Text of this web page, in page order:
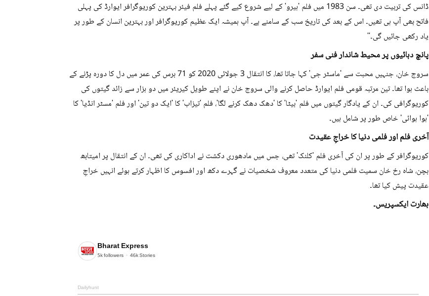
ڈانس کی تربیت دی تھی۔ سن 1983 میں فلم 'ہیرو' کے لیے شروع کیے گئے پہلے فلم فیئر بہترین کوریوگرافر ایوارڈ کی پہلی
فاتح بھی آپ ہی تھیں۔ اس کے بعد کی تاریخ سب کے سامنے ہے۔ آپ ہمیشہ ایک عظیم کوریوگرافر اور بہترین انسان کے طور پر
یاد رکھی جائیں گی۔''
پانچ دہائیوں پر محیط شاندار فنی سفر
سروج خان، جنہیں محبت سے 'ماسٹر جی' کہا جاتا تھا، کا انتقال 3 جولائی 2020 کو 71 برس کی عمر میں دل کا دورہ پڑنے کے
باعث ہوا تھا۔ تین مرتبہ قومی فلم ایوارڈ حاصل کرنے والی سروج خان نے اپنے طویل کیریئر میں دو ہزار سے زائد گیتوں کی
کوریوگرافی کی۔ ان کے یادگار گیتوں میں فلم 'بیٹا' کا 'دھک دھک کرنے لگا'، فلم 'تیزاب' کا 'ایک دو تین' اور فلم 'مسٹر انڈیا' کا
'ہوا ہوائی' خاص طور پر شامل ہیں۔
آخری فلم اور فلمی دنیا کا خراجِ عقیدت
کوریوگرافر کے طور پر ان کی آخری فلم 'کلنک' تھی، جس میں مادھوری دکشت نے اداکاری کی تھی۔ ان کے انتقال پر امیتابھ
بچن، شاہ رخ خان سمیت فلمی دنیا کی متعدد معروف شخصیات نے گہرے دکھ اور افسوس کا اظہار کرتے ہوئے انہیں خراجِ
عقیدت پیش کیا تھا۔
بھارت ایکسپریس۔
Bharat Express
5kfollowers 46kStories
Dailyhunt